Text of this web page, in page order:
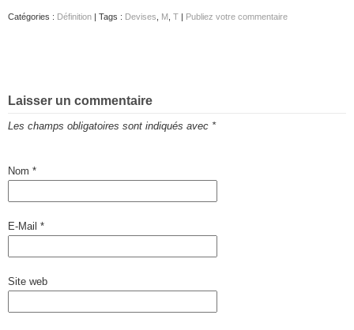
Catégories : Définition | Tags : Devises M T | Publiez votre commentaire
Laisser un commentaire
Les champs obligatoires sont indiqués avec *
Nom *
E-Mail *
Site web